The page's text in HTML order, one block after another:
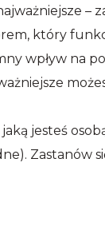
który
wpływ na
jesteś
Zastanów